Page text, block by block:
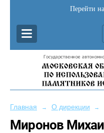
Перейти
Главная → О дирекции →
Миронов